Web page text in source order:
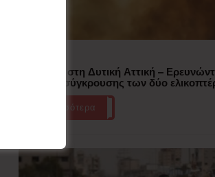
Πυρκαγιά στη Δυτική Αττική –
αίτια της σύγκρουσης των δύο
Περισσότερα